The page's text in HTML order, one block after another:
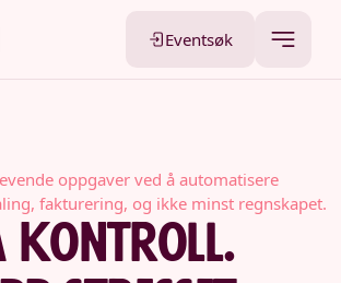
Eventsøk
oppgaver ved å automatisere
fakturering, og ikke minst regnskapet.
kontroll.